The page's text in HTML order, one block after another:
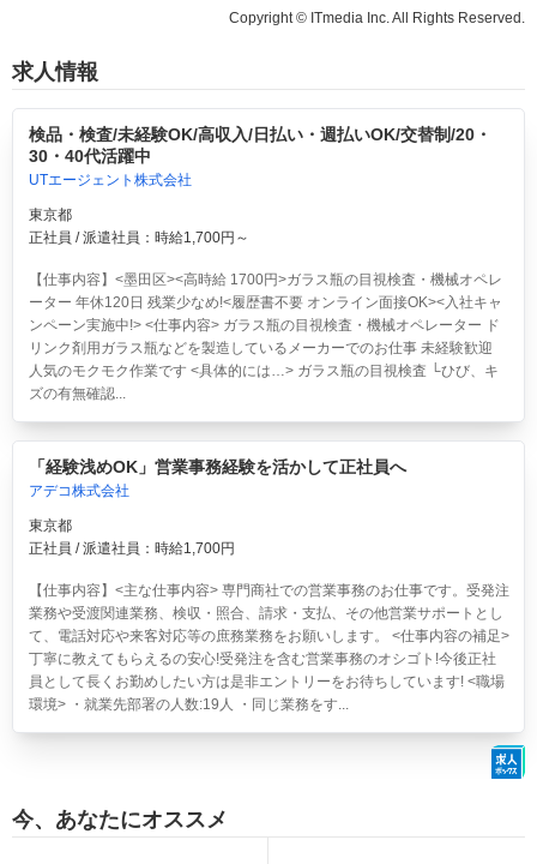
Copyright © ITmedia Inc. All Rights Reserved.
求人情報
検品・検査/未経験OK/高収入/日払い・週払いOK/交替制/20・
30・40代活躍中
UTエージェント株式会社
東京都
正社員 / 派遣社員：時給1,700円～
【仕事内容】<墨田区><高時給 1700円>ガラス瓶の目視検査・機械オペレ
ーター 年休120日 残業少なめ!<履歴書不要 オンライン面接OK><入社キャ
ンペーン実施中!> <仕事内容> ガラス瓶の目視検査・機械オペレーター ド
リンク剤用ガラス瓶などを製造しているメーカーでのお仕事 未経験歓迎
人気のモクモク作業です <具体的には…> ガラス瓶の目視検査 └ひび、キ
ズの有無確認...
「経験浅めOK」営業事務経験を活かして正社員へ
アデコ株式会社
東京都
正社員 / 派遣社員：時給1,700円
【仕事内容】<主な仕事内容> 専門商社での営業事務のお仕事です。受発注
業務や受渡関連業務、検収・照合、請求・支払、その他営業サポートとし
て、電話対応や来客対応等の庶務業務をお願いします。 <仕事内容の補足>
丁寧に教えてもらえるの安心!受発注を含む営業事務のオシゴト!今後正社
員として長くお勤めしたい方は是非エントリーをお待ちしています! <職場
環境> ・就業先部署の人数:19人 ・同じ業務をす...
今、あなたにオススメ